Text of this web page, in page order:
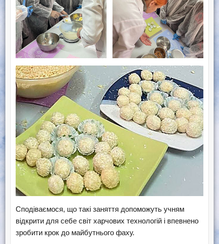
Сподіваємося, що такі заняття допоможуть учням
відкрити для себе світ харчових технологій і впевнено
зробити крок до майбутнього фаху.